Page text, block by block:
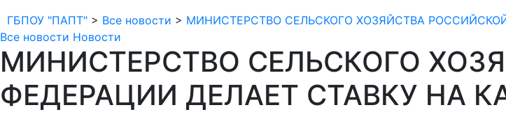
ГБПОУ "ПАПТ" > Все новости > МИНИСТЕРСТВО СЕЛЬСКОГО ХОЗЯЙСТВА
Все новости Новости
МИНИСТЕРСТВО СЕЛЬСКОГО
ФЕДЕРАЦИИ ДЕЛАЕТ СТАВКУ НА